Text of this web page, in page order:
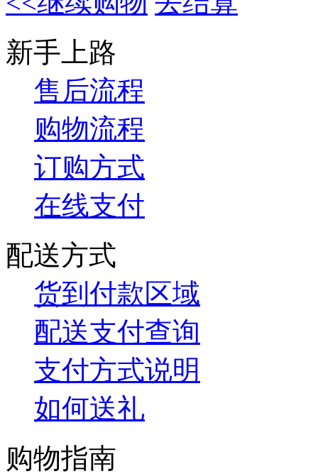
新手上路
售后流程
购物流程
订购方式
在线支付
配送方式
货到付款区域
配送支付查询
支付方式说明
如何送礼
购物指南